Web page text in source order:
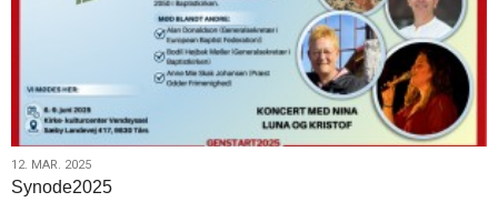
12.
mar.
12. MAR. 2025
Synode2025